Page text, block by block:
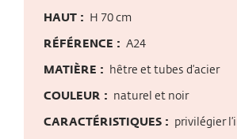
HAUT : H 70 cm
RÉFÉRENCE : A24
MATIÈRE : hêtre et tubes d’acier
COULEUR : naturel et noir
CARACTÉRISTIQUES : privilégier